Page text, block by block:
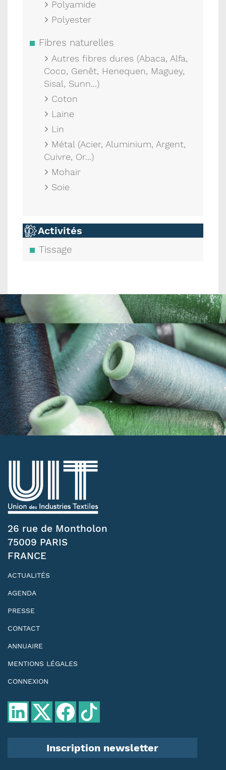
Polyamide
Polyester
Fibres naturelles
Autres fibres dures (Abaca, Alfa,
Coco, Genêt, Henequen, Maguey,
Sisal, Sunn...)
Coton
Laine
Lin
Métal (Acier, Aluminium, Argent,
Cuivre, Or...)
Mohair
Soie
Activités
Tissage
26 rue de Montholon
75009 PARIS
FRANCE
ACTUALITÉS
AGENDA
PRESSE
CONTACT
ANNUAIRE
MENTIONS LÉGALES
CONNEXION
Inscription newsletter